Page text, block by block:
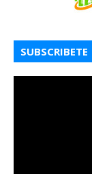
SUBSCRIBETE